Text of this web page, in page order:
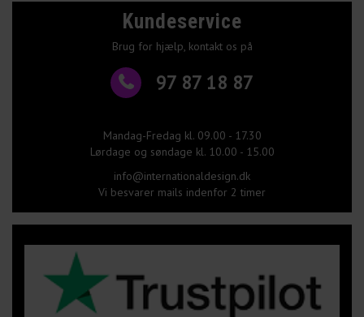
Kundeservice
Brug for hjælp, kontakt os på
97 87 18 87
Mandag-Fredag kl. 09.00 - 17.30
Lørdage og søndage kl. 10.00 - 15.00
info@internationaldesign.dk
Vi besvarer mails indenfor 2 timer